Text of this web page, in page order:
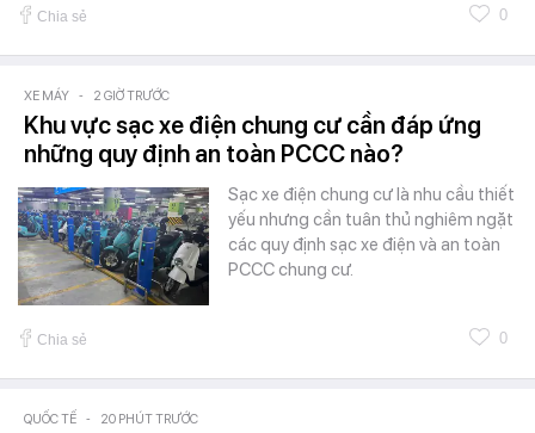
Chia sẻ 0
XE MÁY - 2 GIỜ TRƯỚC
Khu vực sạc xe điện chung cư cần đáp ứng
những quy định an toàn PCCC nào?
Sạc xe điện chung cư là nhu cầu thiết
yếu nhưng cần tuân thủ nghiêm ngặt
các quy định sạc xe điện và an toàn
PCCC chung cư.
Chia sẻ 0
QUỐC TẾ - 20 PHÚT TRƯỚC